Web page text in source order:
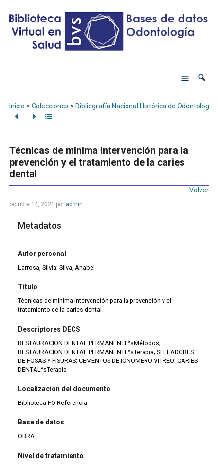
Inicio > Colecciones > Bibliografía Nacional Histórica de Odontología
Técnicas de minima intervención para la
prevención y el tratamiento de la caries
dental
Volver
octubre 14, 2021 por admin
Metadatos
Autor personal
Larrosa, Silvia; Silva, Anabel
Título
Técnicas de minima intervención para la prevención y el
tratamiento de la caries dental
Descriptores DECS
RESTAURACION DENTAL PERMANENTE^sMétodos;
RESTAURACION DENTAL PERMANENTE^sTerapia; SELLADORES
DE FOSAS Y FISURAS; CEMENTOS DE IONOMERO VITREO; CARIES
DENTAL^sTerapia
Localización del documento
Biblioteca FO-Referencia
Base de datos
OBRA
Nivel de tratamiento